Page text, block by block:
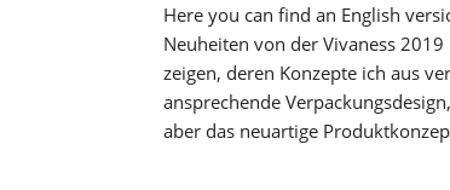
Here you can find an English
Neuheiten von der Vivaness
zeigen, deren Konzepte ich aus
ansprechende
aber das neuartige